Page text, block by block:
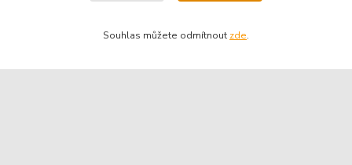
Souhlas můžete odmítnout zde.